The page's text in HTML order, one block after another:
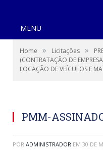
MENU
Home » Licitações »
(CONTRATAÇÃO DE
LOCAÇÃO DE VEÍCULOS E
PMM-
POR ADMINISTRADOR EM 30 DE